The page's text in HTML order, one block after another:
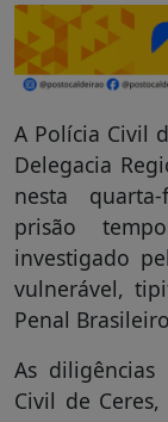
A Polícia Civil
Delegacia
nesta
prisão
investigado
vulnerável,
Penal
As
Civil de